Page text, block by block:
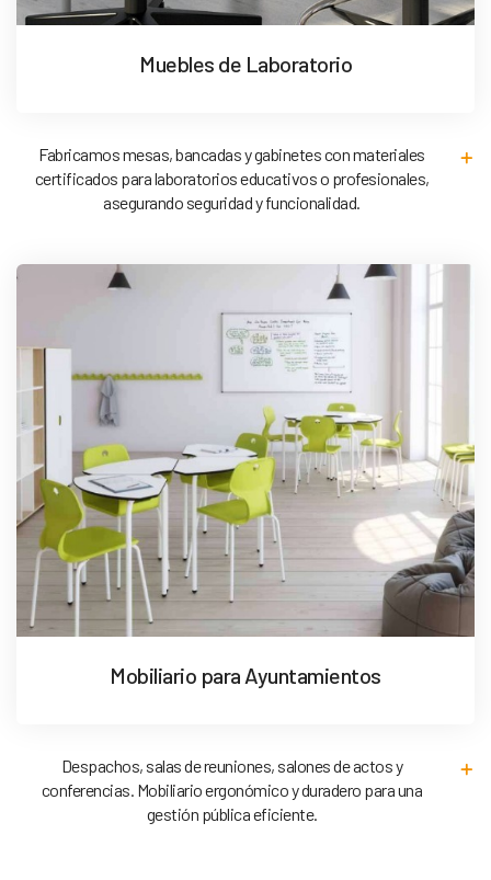
Muebles de Laboratorio
Fabricamos mesas, bancadas y gabinetes con materiales
certificados para laboratorios educativos o profesionales,
asegurando seguridad y funcionalidad.
Mobiliario para Ayuntamientos
Despachos, salas de reuniones, salones de actos y
conferencias. Mobiliario ergonómico y duradero para una
gestión pública eficiente.